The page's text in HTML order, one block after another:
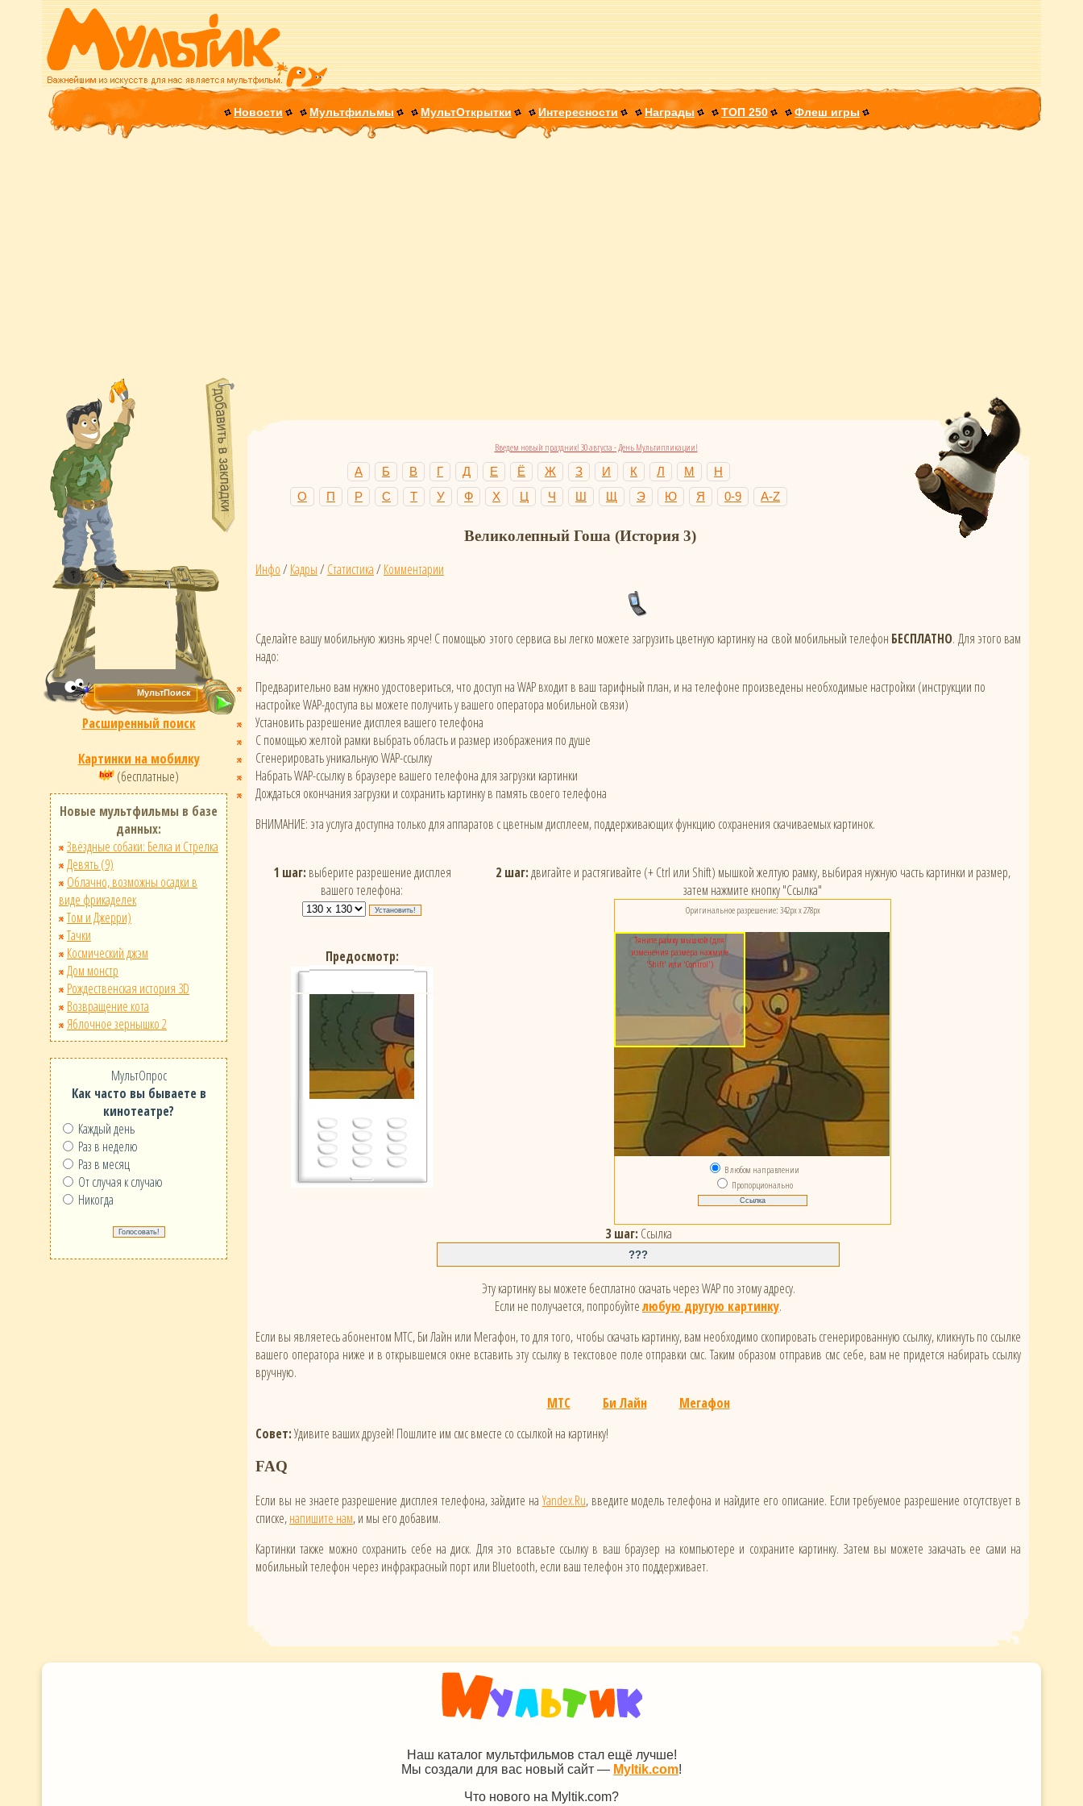
Новости Мультфильмы МультОткрытки Интересности Награды ТОП 250 Флеш игры
Расширенный поиск
Картинки на мобилку
(бесплатные)
Новые мультфильмы в базе
данных:
Звёздные собаки: Белка и Стрелка
Девять (9)
Облачно, возможны осадки в
виде фрикаделек
Том и Джерри)
Тачки
Космический джэм
Дом монстр
Рождественская история 3D
Возвращение кота
Яблочное зернышко 2
МультОпрос
Как часто вы бываете в
кинотеатре?
Каждый день
Раз в неделю
Раз в месяц
От случая к случаю
Никогда
Введем новый праздник! 30 августа - День Мультипликации!
А Б В Г Д Е Ё Ж З И К Л М
Н
О
П Р С Т У Ф Х Ц Ч Ш Щ Э Ю Я 0-9 A-Z
Великолепный Гоша (История 3)
Инфо/ Кадры/ Статистика/ Комментарии
Сделайте вашу мобильную жизнь ярче! С помощью этого сервиса вы легко можете загрузить цветную картинку на свой мобильный телефон БЕСПЛАТНО. Для этого вам
надо:
Предварительно вам нужно удостовериться, что доступ на WAP входит в ваш тарифный план, и на телефоне произведены необходимые настройки (инструкции по
настройке WAP-доступа вы можете получить у вашего оператора мобильной связи)
Установить разрешение дисплея вашего телефона
С помощью желтой рамки выбрать область и размер изображения по душе
Сгенерировать уникальную WAP-ссылку
Набрать WAP-ссылку в браузере вашего телефона для загрузки картинки
Дождаться окончания загрузки и сохранить картинку в память своего телефона
ВНИМАНИЕ: эта услуга доступна только для аппаратов с цветным дисплеем, поддерживающих функцию сохранения скачиваемых картинок.
1 шаг: выберите разрешение дисплея
вашего телефона:
Предосмотр:
2 шаг:двигайте и растягивайте (+ Ctrl или Shift) мышкой желтую рамку, выбирая нужную часть картинки и размер,
затем нажмите кнопку "Ссылка"
Тяните рамку мышкой (для
изменения размера нажмите
'Shift' или 'Control')
Оригинальное разрешение: 342px x 278px
В любом направлении
Пропорционально
3 шаг: Ссылка
Эту картинку вы можете бесплатно скачать через WAP по этому адресу.
Если не получается, попробуйтелюбую другую картинку.
Если вы являетесь абонентом МТС, Би Лайн или Мегафон, то для того, чтобы скачать картинку, вам необходимо скопировать сгенерированную ссылку, кликнуть по ссылке
вашего оператора ниже и в открывшемся окне вставить эту ссылку в текстовое поле отправки смс. Таким образом отправив смс себе, вам не придется набирать ссылку
вручную.
МТС
Би Лайн
Мегафон
Совет:Удивите ваших друзей! Пошлите им смс вместе со ссылкой на картинку!
FAQ
Если вы не знаете разрешение дисплея телефона, зайдите на Yandex.Ru, введите модель телефона и найдите его описание. Если требуемое разрешение отсутствует в
списке,напишите нам, и мы его добавим.
Картинки также можно сохранить себе на диск. Для это вставьте ссылку в ваш браузер на компьютере и сохраните картинку. Затем вы можете закачать ее сами на
мобильный телефон через инфракрасный порт или Bluetooth, если ваш телефон это поддерживает.
Наш каталог мультфильмов стал ещё лучше!
Мы создали для вас новый сайт — Myltik.com!
Что нового на Myltik.com?